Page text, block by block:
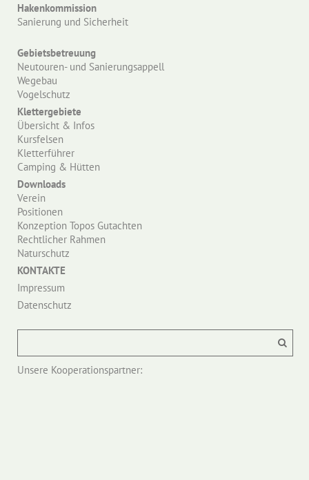
Hakenkommission
Sanierung und Sicherheit
Gebietsbetreuung
Neutouren- und Sanierungsappell
Wegebau
Vogelschutz
Klettergebiete
Übersicht & Infos
Kursfelsen
Kletterführer
Camping & Hütten
Downloads
Verein
Positionen
Konzeption Topos Gutachten
Rechtlicher Rahmen
Naturschutz
KONTAKTE
Impressum
Datenschutz
Unsere Kooperationspartner: